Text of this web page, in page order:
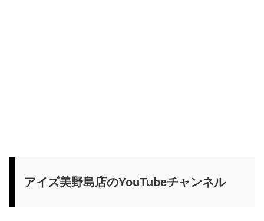
アイズ美野島店のYouTubeチャンネル